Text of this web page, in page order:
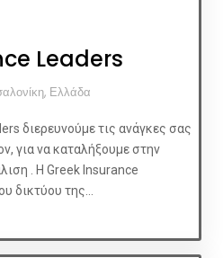
Leaders
Ελλάδα
διερευνούμε τις ανάγκες σας
για να καταλήξουμε στην
. Η Greek Insurance
δικτύου της...